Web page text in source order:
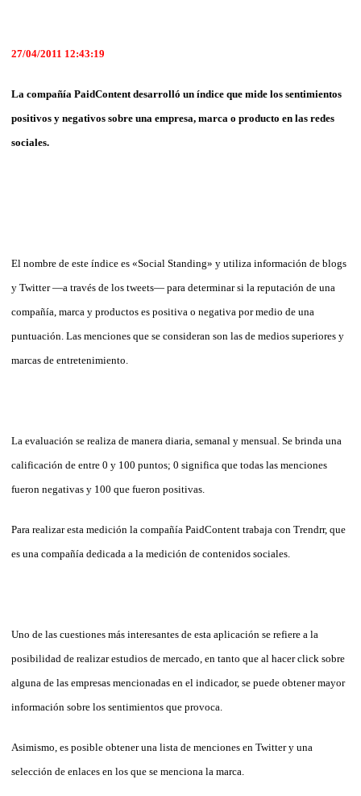
27/04/2011 12:43:19
La compañía PaidContent desarrolló un índice que mide los sentimientos
positivos y negativos sobre una empresa, marca o producto en las redes
sociales.
El nombre de este índice es «Social Standing» y utiliza información de blogs
y Twitter —a través de los tweets— para determinar si la reputación de una
compañía, marca y productos es positiva o negativa por medio de una
puntuación. Las menciones que se consideran son las de medios superiores y
marcas de entretenimiento.
La evaluación se realiza de manera diaria, semanal y mensual. Se brinda una
calificación de entre 0 y 100 puntos; 0 significa que todas las menciones
fueron negativas y 100 que fueron positivas.
Para realizar esta medición la compañía PaidContent trabaja con Trendrr, que
es una compañía dedicada a la medición de contenidos sociales.
Uno de las cuestiones más interesantes de esta aplicación se refiere a la
posibilidad de realizar estudios de mercado, en tanto que al hacer click sobre
alguna de las empresas mencionadas en el indicador, se puede obtener mayor
información sobre los sentimientos que provoca.
Asimismo, es posible obtener una lista de menciones en Twitter y una
selección de enlaces en los que se menciona la marca.